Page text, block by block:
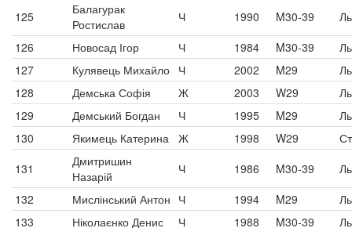
125
Балагурак
Ростислав
Ч 1990 M30-39
126
Новосад Ігор Ч 1984 M30-39
127
Кулявець Михайло Ч 2002 M29
128
Демська Софія Ж 2003 W29
129
Демський Богдан Ч 1995 M29
130
Якимець Катерина Ж 1998 W29
131
Дмитришин
Назарій
Ч 1986 M30-39
132
Мислінський Антон Ч 1994 M29
133
Ніколаєнко Денис Ч 1988 M30-39